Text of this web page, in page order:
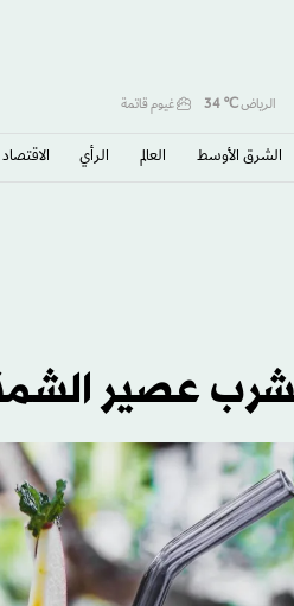
الرياض℃
34 غيوم قاتمة
الشرق الأوسط​ العالم الرأي الاقتصاد
عصير